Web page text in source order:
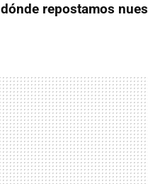
dónde repostamos